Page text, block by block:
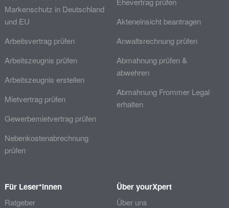
Markenschutz in Deutschland
und EU
Arbeitsvertrag prüfen
Arbeitszeugnis prüfen
Arbeitszeugnis erstellen
Mietvertrag prüfen
Gewerbemietvertrag prüfen
Nebenkostenabrechnung
prüfen
Akteneinsicht beantragen
Anwaltsrechnung prüfen
Abmahnung prüfen &
abwehren
Abmahnung Frommer Legal
erhalten
Für Leser*innen
Ratgeber
Über yourXpert
Über uns